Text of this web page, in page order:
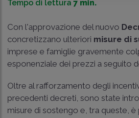
Tempo di lettura 7 min.
Con l'approvazione del nuovo
concretizzano ulteriori misure di
imprese e famiglie gravemente
esponenziale dei prezzi a seguito
Oltre al rafforzamento degli
precedenti decreti, sono state
misure di sostengo e, tra queste, è